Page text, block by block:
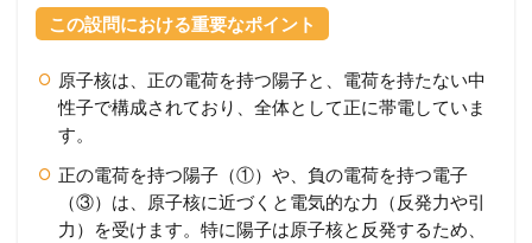
この設問における重要なポイント
原子核は、正の電荷を持つ陽子と、電荷を持たない中
性子で構成されており、全体として正に帯電していま
す。
正の電荷を持つ陽子（①）や、負の電荷を持つ電子
（③）は、原子核に近づくと電気的な力（反発力や引
力）を受けます。特に陽子は原子核と反発するため、